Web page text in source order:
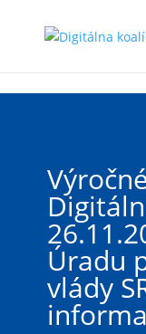
Úradu
vlády